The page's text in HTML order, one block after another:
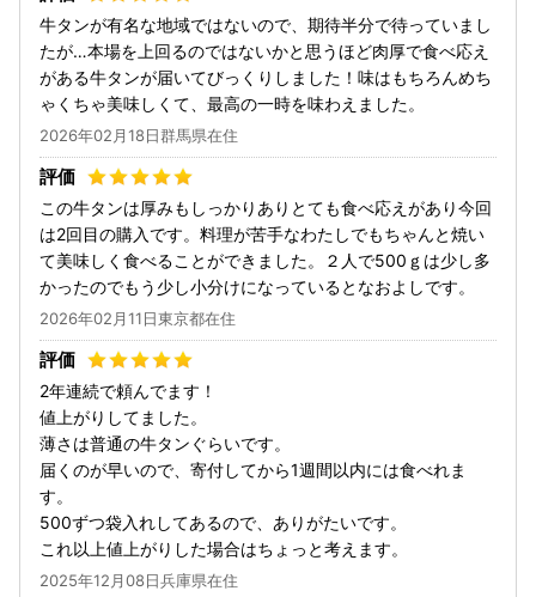
牛タンが有名な地域ではないので、期待半分で待っていまし
たが…本場を上回るのではないかと思うほど肉厚で食べ応え
がある牛タンが届いてびっくりしました！味はもちろんめち
ゃくちゃ美味しくて、最高の一時を味わえました。
2026年02月18日群馬県在住
この牛タンは厚みもしっかりありとても食べ応えがあり今回
は2回目の購入です。料理が苦手なわたしでもちゃんと焼い
て美味しく食べることができました。２人で500ｇは少し多
かったのでもう少し小分けになっているとなおよしです。
2026年02月11日東京都在住
2年連続で頼んでます！
値上がりしてました。
薄さは普通の牛タンぐらいです。
届くのが早いので、寄付してから1週間以内には食べれま
す。
500ずつ袋入れしてあるので、ありがたいです。
これ以上値上がりした場合はちょっと考えます。
2025年12月08日兵庫県在住